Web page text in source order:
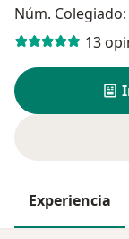
Núm.
13
Experiencia